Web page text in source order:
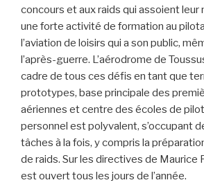
concours et aux raids qui assoient
une forte activité de formation au
l’aviation de loisirs qui a son public,
l’après-guerre. L’aérodrome de
cadre de tous ces défis en tant que
prototypes, base principale des
aériennes et centre des écoles de
personnel est polyvalent, s’occupant
tâches à la fois, y compris la
de raids. Sur les directives de Maurice
est ouvert tous les jours de l’année.